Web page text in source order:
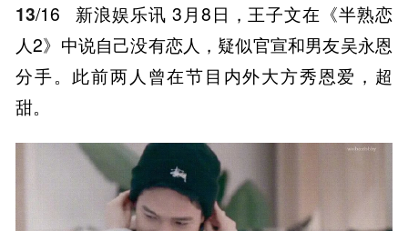
13/16
新浪娱乐讯 3月8日，王子文在《半熟恋
人2》中说自己没有恋人，疑似官宣和男友吴永恩
分手。此前两人曾在节目内外大方秀恩爱，超
甜。